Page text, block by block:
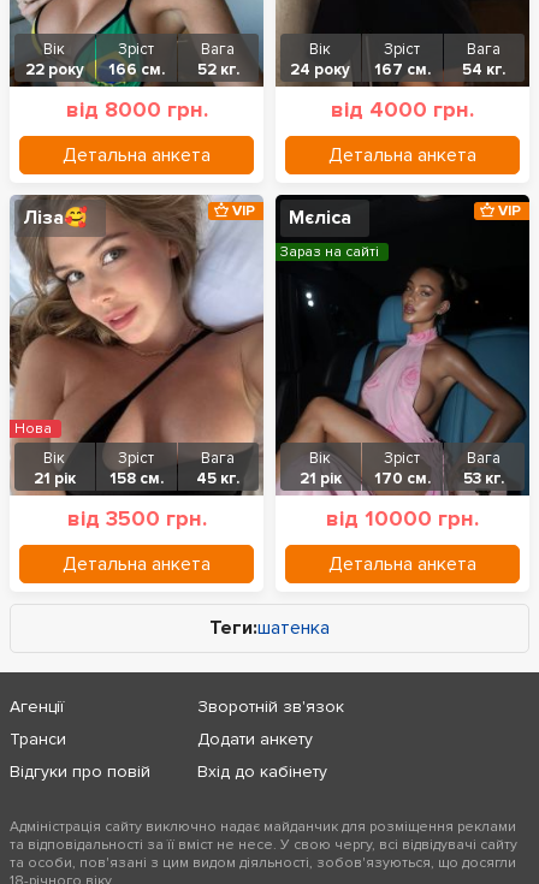
Вік
22 року
Зріст
166 см.
Вага
52 кг.
від 8000 грн.
Детальна анкета
Вік
24 року
Зріст
167 см.
Вага
54 кг.
від 4000 грн.
Детальна анкета
Ліза🥰
Вік
21 рік
Зріст
158 см.
Вага
45 кг.
від 3500 грн.
Детальна анкета
VIP
Нова
Мєліса
Вік
21 рік
Зріст
170 см.
Вага
53 кг.
від 10000 грн.
Детальна анкета
VIP
Зараз на сайті
Теги:шатенка
Агенції
Транси
Відгуки про повій
Зворотній зв'язок
Додати анкету
Вхід до кабінету
Адміністрація сайту виключно надає майданчик для розміщення реклами
та відповідальності за її вміст не несе. У свою чергу, всі відвідувачі сайту
та особи, пов'язані з цим видом діяльності, зобов'язуються, що досягли